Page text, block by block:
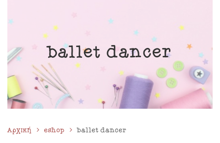
ballet dancer
Αρχική eshop ballet dancer